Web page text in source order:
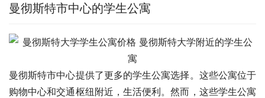
曼彻斯特市中心的学生公寓
曼彻斯特市中心提供了更多的学生公寓选择。这些公寓位于
购物中心和交通枢纽附近，生活便利。然而，这些学生公寓